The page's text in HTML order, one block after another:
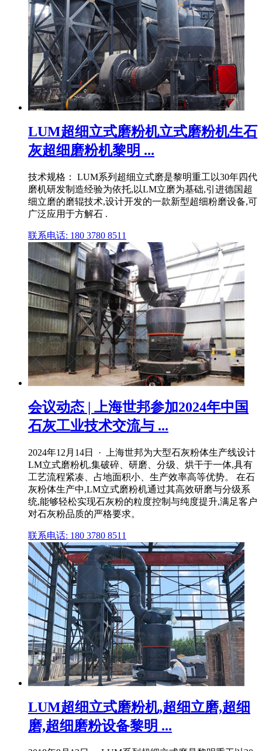
LUM超细立式磨粉机立式磨粉机生石
灰超细磨粉机黎明 ...
技术规格： LUM系列超细立式磨是黎明重工以30年四代
磨机研发制造经验为依托,以LM立磨为基础,引进德国超
细立磨的磨辊技术,设计开发的一款新型超细粉磨设备,可
广泛应用于方解石 .
联系电话: 180 3780 8511
会议动态 | 上海世邦参加2024年中国
石灰工业技术交流与 ...
2024年12月14日 · 上海世邦为大型石灰粉体生产线设计
LM立式磨粉机,集破碎、研磨、分级、烘干于一体,具有
工艺流程紧凑、占地面积小、生产效率高等优势。 在石
灰粉体生产中,LM立式磨粉机通过其高效研磨与分级系
统,能够轻松实现石灰粉的粒度控制与纯度提升,满足客户
对石灰粉品质的严格要求。
联系电话: 180 3780 8511
LUM超细立式磨粉机,超细立磨,超细
磨,超细磨粉设备黎明 ...